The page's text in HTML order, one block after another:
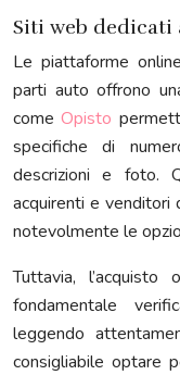
Siti web dedicati
Le piattaforme
parti auto offrono
comeOpisto
specifiche di
descrizioni e foto.
acquirenti e venditori
notevolmente le
Tuttavia, l’acquisto
fondamentale
leggendo
consigliabile optare